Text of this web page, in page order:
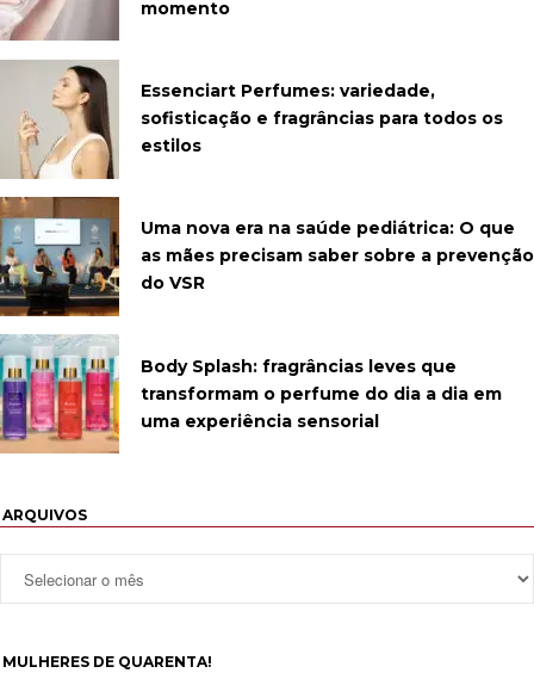
momento
Essenciart Perfumes: variedade,
sofisticação e fragrâncias para todos os
estilos
Uma nova era na saúde pediátrica: O que
as mães precisam saber sobre a prevenção
do VSR
Body Splash: fragrâncias leves que
transformam o perfume do dia a dia em
uma experiência sensorial
ARQUIVOS
MULHERES DE QUARENTA!